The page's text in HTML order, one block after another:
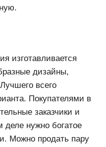
изготавливается
дизайны,
всего
Покупателями в
заказчики и
нужно богатое
Можно продать пару